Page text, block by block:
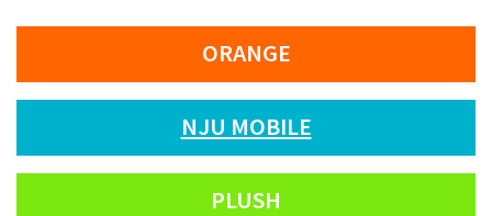
ORANGE
NJU MOBILE
PLUSH